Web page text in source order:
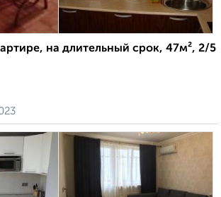
на длительный срок, 47м², 2/5